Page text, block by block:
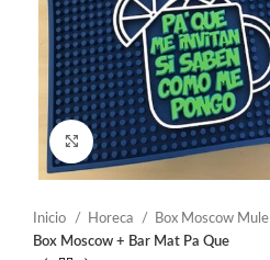
Click to enlarge
Inicio Horeca
Box Moscow Mule
Box Moscow + Bar Mat Pa Que